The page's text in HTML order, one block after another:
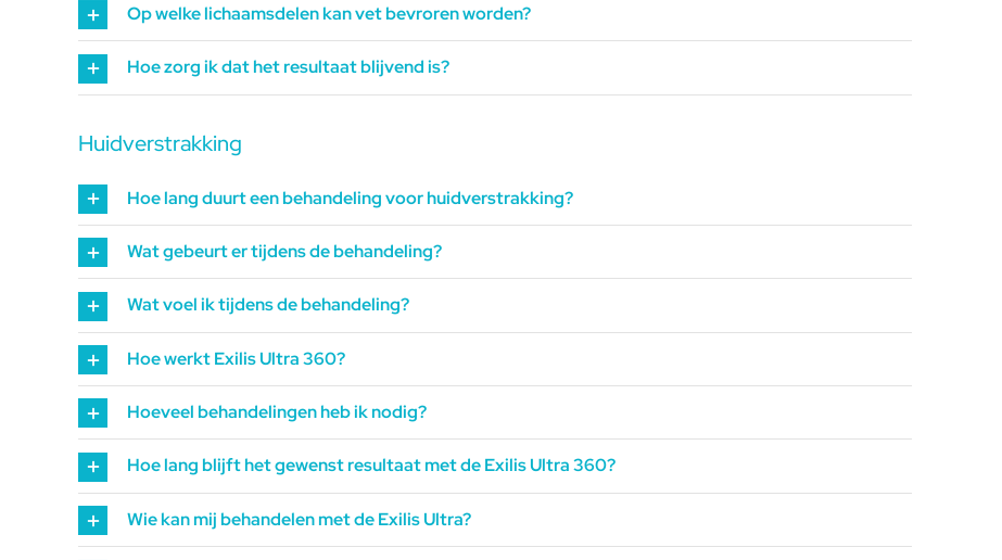
Op welke lichaamsdelen kan vet bevroren worden?
Hoe zorg ik dat het resultaat blijvend is?
Huidverstrakking
Hoe lang duurt een behandeling voor huidverstrakking?
Wat gebeurt er tijdens de behandeling?
Wat voel ik tijdens de behandeling?
Hoe werkt Exilis Ultra 360?
Hoeveel behandelingen heb ik nodig?
Hoe lang blijft het gewenst resultaat met de Exilis Ultra 360?
Wie kan mij behandelen met de Exilis Ultra?